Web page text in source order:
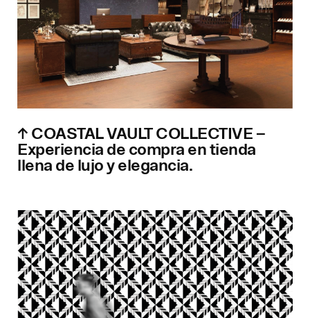
↑ COASTAL VAULT COLLECTIVE –
Experiencia de compra en tienda
llena de lujo y elegancia.